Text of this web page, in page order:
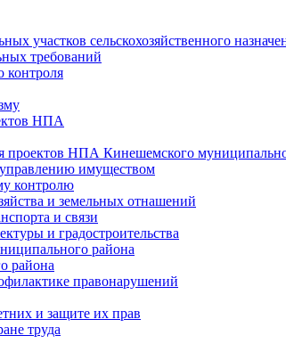
участков сельскохозяйственного
требований
контроля
НПА
проектов НПА Кинешемского
имуществом
контролю
и земельных отнашений
и связи
и градостроительства
района
района
правонарушений
и защите их прав
труда